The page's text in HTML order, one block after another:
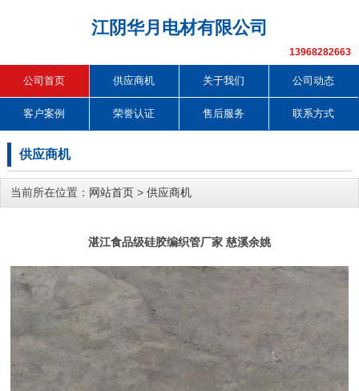
江阴华月电材有限公司
13968282663
公司首页 供应商机 关于我们 公司动态
客户案例 荣誉认证 售后服务 联系方式
供应商机
当前所在位置： 网站首页 > 供应商机
湛江食品级硅胶编织管厂家 慈溪余姚